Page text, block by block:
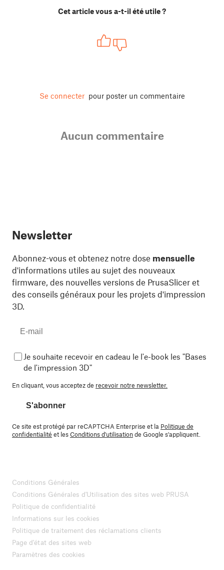
Cet article vous a-t-il été utile ?
Se connecter pour poster un commentaire
Aucun commentaire
Newsletter
Abonnez-vous et obtenez notre dose mensuelle
d'informations utiles au sujet des nouveaux
firmware, des nouvelles versions de PrusaSlicer et
des conseils généraux pour les projets d'impression
3D.
Je souhaite recevoir en cadeau le l'e-book les "Bases
de l'impression 3D"
En cliquant, vous acceptez de recevoir notre newsletter.
S'abonner
Ce site est protégé par reCAPTCHA Enterprise et la Politique de
confidentialité et lesConditions d'utilisationde Google s'appliquent.
Conditions Générales
Conditions Générales d'Utilisation des sites web PRUSA
Politique de confidentialité
Informations sur les cookies
Politique de traitement des réclamations clients
Page d'état des sites web
Paramètres des cookies